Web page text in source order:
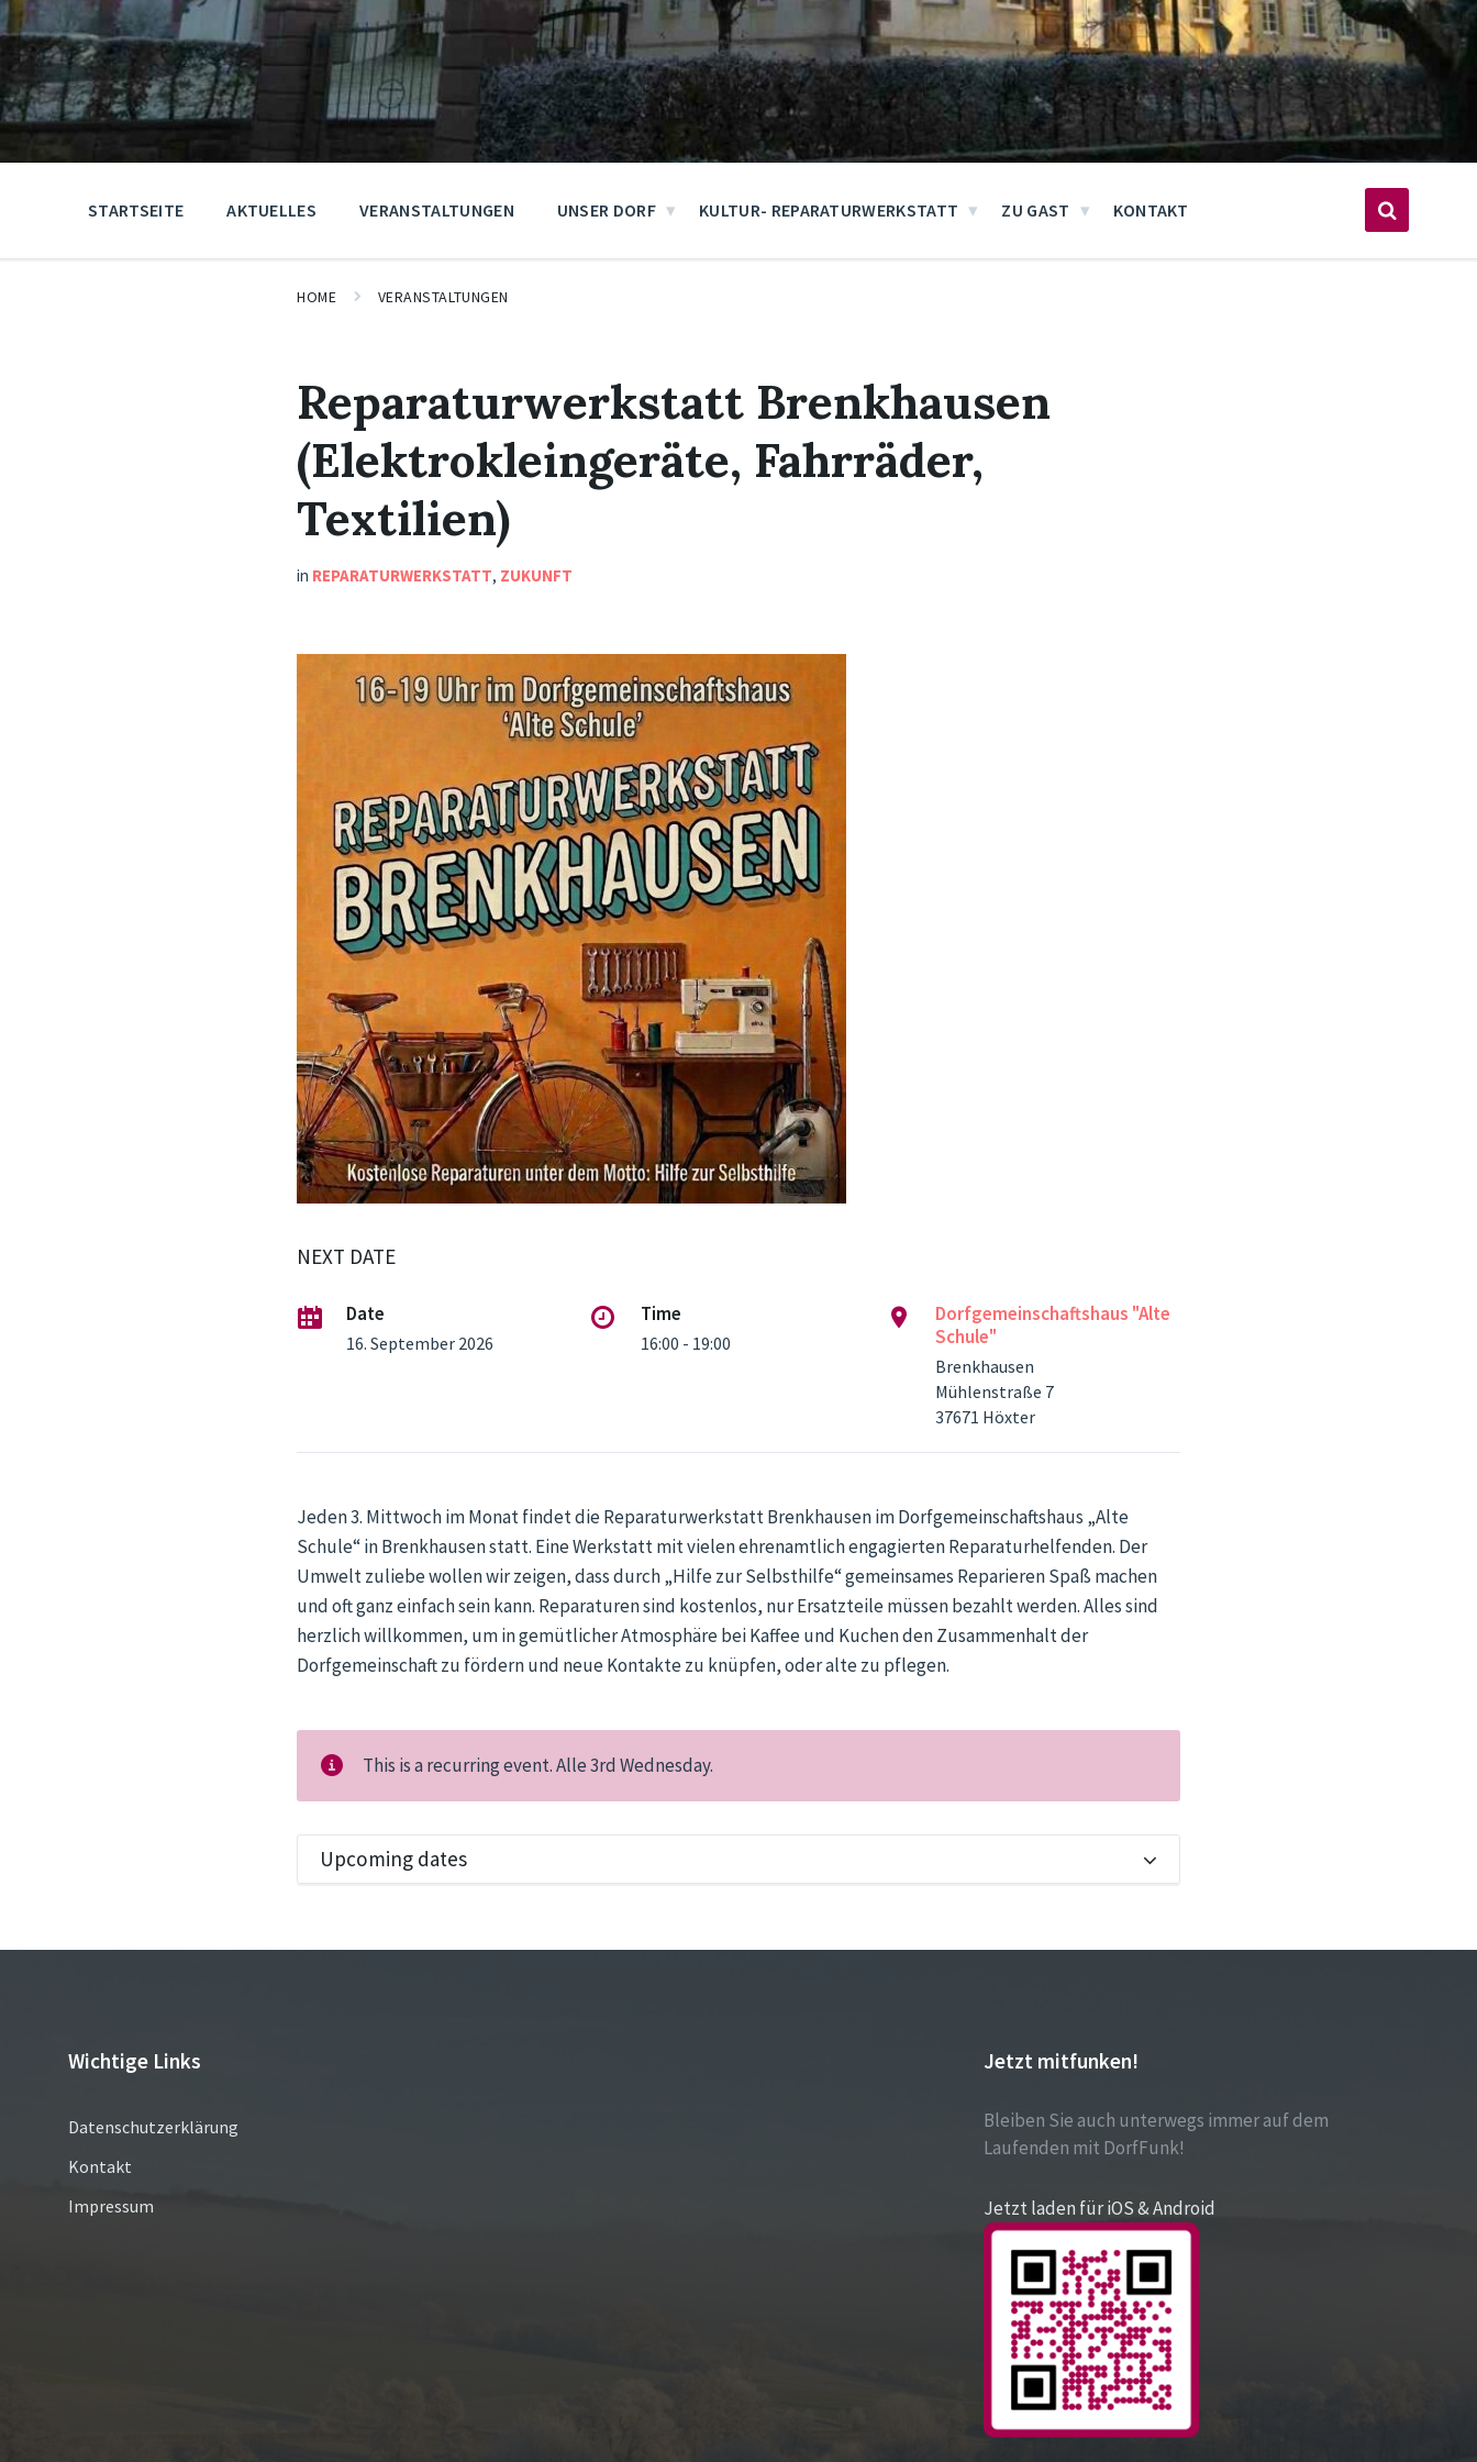
STARTSEITE AKTUELLES VERANSTALTUNGEN UNSER DORF KULTUR- REPARATURWERKSTATT ZU GAST KONTAKT
HOME VERANSTALTUNGEN
Reparaturwerkstatt Brenkhausen
(Elektrokleingeräte, Fahrräder,
Textilien)
in REPARATURWERKSTATT, ZUKUNFT
NEXT DATE
Date
16. September 2026
Time
16:00 - 19:00
Dorfgemeinschaftshaus "Alte
Schule"
Brenkhausen
Mühlenstraße 7
37671 Höxter
Jeden 3. Mittwoch im Monat findet die Reparaturwerkstatt Brenkhausen im Dorfgemeinschaftshaus „Alte
Schule“ in Brenkhausen statt. Eine Werkstatt mit vielen ehrenamtlich engagierten Reparaturhelfenden. Der
Umwelt zuliebe wollen wir zeigen, dass durch „Hilfe zur Selbsthilfe“ gemeinsames Reparieren Spaß machen
und oft ganz einfach sein kann. Reparaturen sind kostenlos, nur Ersatzteile müssen bezahlt werden. Alles sind
herzlich willkommen, um in gemütlicher Atmosphäre bei Kaffee und Kuchen den Zusammenhalt der
Dorfgemeinschaft zu fördern und neue Kontakte zu knüpfen, oder alte zu pflegen.
This is a recurring event. Alle 3rd Wednesday.
Upcoming dates
Wichtige Links
Datenschutzerklärung
Kontakt
Impressum
Jetzt mitfunken!
Bleiben Sie auch unterwegs immer auf dem
Laufenden mit DorfFunk!
Jetzt laden für iOS & Android